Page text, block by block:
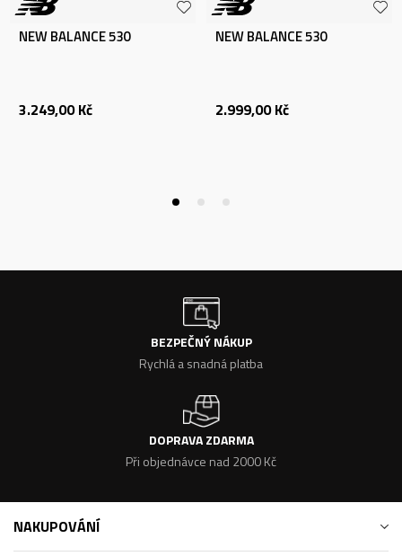
NEW BALANCE 530
3.249,00 Kč
NEW BALANCE 530
2.999,00 Kč
BEZPEČNÝ NÁKUP
Rychlá a snadná platba
DOPRAVA ZDARMA
Při objednávce nad 2000 Kč
NAKUPOVÁNÍ